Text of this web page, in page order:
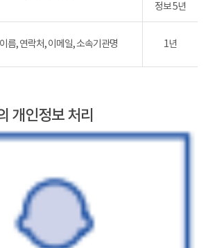
정보 5년
이름, 연락처, 이메일, 소속기관명 1년
개인정보 처리